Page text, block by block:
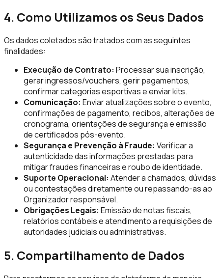
4. Como Utilizamos os Seus Dados
Os dados coletados são tratados com as seguintes
finalidades:
Execução de Contrato: Processar sua inscrição,
gerar ingressos/vouchers, gerir pagamentos,
confirmar categorias esportivas e enviar kits.
Comunicação: Enviar atualizações sobre o evento,
confirmações de pagamento, recibos, alterações de
cronograma, orientações de segurança e emissão
de certificados pós-evento.
Segurança e Prevenção à Fraude: Verificar a
autenticidade das informações prestadas para
mitigar fraudes financeiras e roubo de identidade.
Suporte Operacional: Atender a chamados, dúvidas
ou contestações diretamente ou repassando-as ao
Organizador responsável.
Obrigações Legais: Emissão de notas fiscais,
relatórios contábeis e atendimento a requisições de
autoridades judiciais ou administrativas.
5. Compartilhamento de Dados